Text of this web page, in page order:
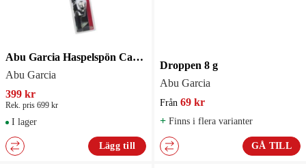
Abu Garcia Haspelspön Cardinalset Start 6ft6in
Abu Garcia
399 kr
Rek. pris 699 kr
I lager
Lägg till
Droppen 8 g
Abu Garcia
Från 69 kr
+ Finns i flera varianter
GÅ TILL